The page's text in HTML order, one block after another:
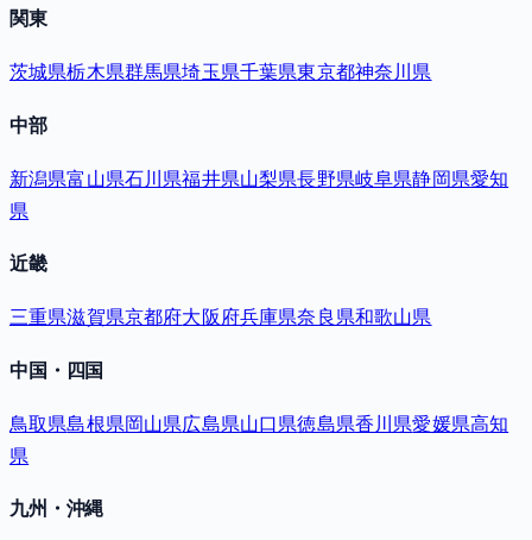
関東
茨城県栃木県群馬県埼玉県千葉県東京都神奈川県
中部
新潟県富山県石川県福井県山梨県長野県岐阜県静岡県愛知
県
近畿
三重県滋賀県京都府大阪府兵庫県奈良県和歌山県
中国・四国
鳥取県島根県岡山県広島県山口県徳島県香川県愛媛県高知
県
九州・沖縄